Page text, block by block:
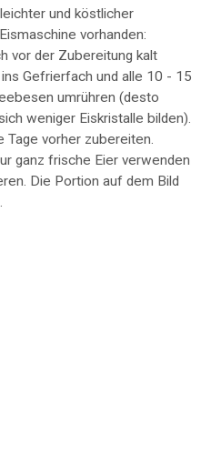
und köstlicher
vorhanden:
vor der Zubereitung kalt
Gefrierfach und alle 10 - 15
umrühren (desto
weniger Eiskristalle bilden).
Tage vorher zubereiten.
ganz frische Eier verwenden
Die Portion auf dem Bild